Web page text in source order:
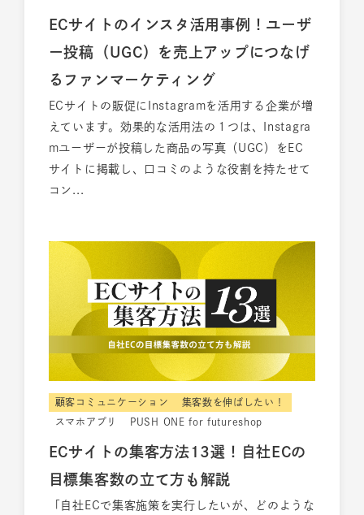
ECサイトのインスタ活用事例！ユーザ
ー投稿（UGC）を売上アップにつなげ
るファンマーケティング
ECサイトの販促にInstagramを活用する企業が増
えています。効果的な活用法の１つは、Instagra
mユーザーが投稿した商品の写真（UGC）をEC
サイトに掲載し、口コミのような役割を持たせて
コン...
顧客コミュニケーション
集客数を伸ばしたい！
スマホアプリ
PUSH ONE for futureshop
ECサイトの集客方法13選！自社ECの
目標集客数の立て方も解説
「自社ECで集客施策を実行したいが、どのような